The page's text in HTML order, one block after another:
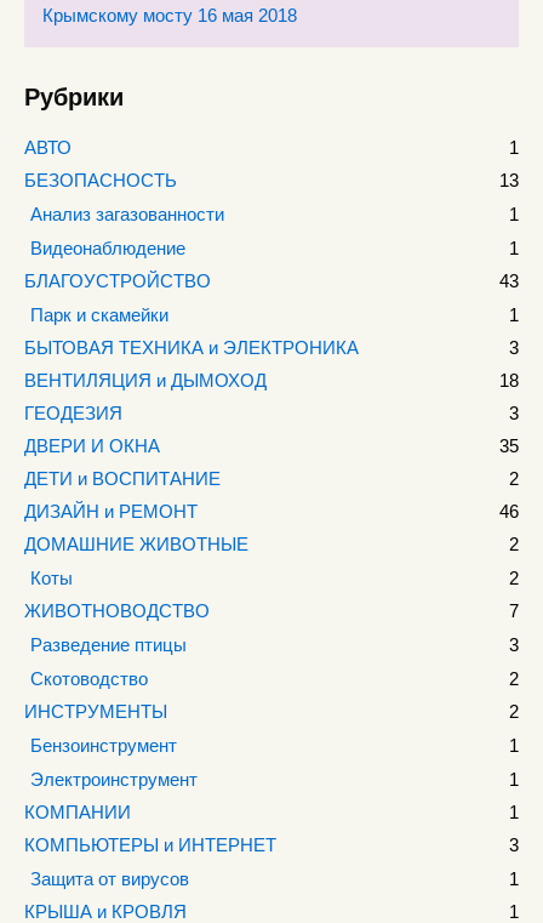
Крымскому мосту 16 мая 2018
Рубрики
АВТО
1
БЕЗОПАСНОСТЬ
13
Анализ загазованности
1
Видеонаблюдение
1
БЛАГОУСТРОЙСТВО
43
Парк и скамейки
1
БЫТОВАЯ ТЕХНИКА и ЭЛЕКТРОНИКА
3
ВЕНТИЛЯЦИЯ и ДЫМОХОД
18
ГЕОДЕЗИЯ
3
ДВЕРИ И ОКНА
35
ДЕТИ и ВОСПИТАНИЕ
2
ДИЗАЙН и РЕМОНТ
46
ДОМАШНИЕ ЖИВОТНЫЕ
2
Коты
2
ЖИВОТНОВОДСТВО
7
Разведение птицы
3
Скотоводство
2
ИНСТРУМЕНТЫ
2
Бензоинструмент
1
Электроинструмент
1
КОМПАНИИ
1
КОМПЬЮТЕРЫ и ИНТЕРНЕТ
3
Защита от вирусов
1
КРЫША и КРОВЛЯ
1